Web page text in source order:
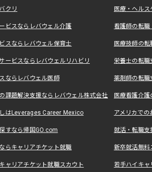
クリ 医療・ヘル
ビスならレバウェル介護 看護師の転
スならレバウェル保育士 医療技師の
ービスならレバウェルリハビリ 栄養士の転
ならレバウェル医師 薬剤師の転
課題解決支援ならレバウェル株式会社 医療看護介
はLeverages Career Mexico アメリカで
すなら帰国GO.com 就活・転職
らキャリアチケット就職 新卒就活無料
ャリアチケット就職スカウト 若手ハイキ